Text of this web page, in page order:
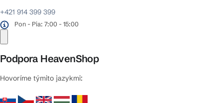
+421 914 399 399
Pon - Pia: 7:00 - 15:00
Podpora HeavenShop
Hovoríme týmito jazykmi: